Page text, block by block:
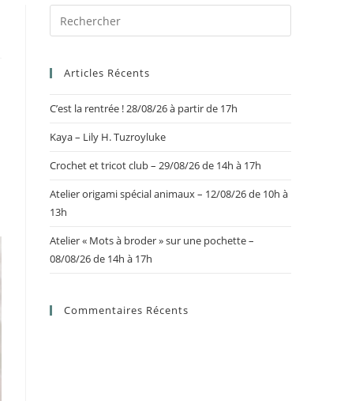
Articles Récents
C’est la rentrée ! 28/08/26 à partir de 17h
Kaya – Lily H. Tuzroyluke
Crochet et tricot club – 29/08/26 de 14h à 17h
Atelier origami spécial animaux – 12/08/26 de 10h à
13h
Atelier « Mots à broder » sur une pochette –
08/08/26 de 14h à 17h
Commentaires Récents